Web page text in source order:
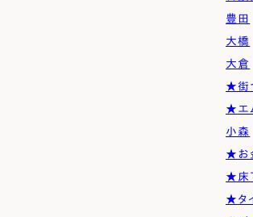
豊田
大橋
大倉
★街
★エ
小森
★お
★床
★タ